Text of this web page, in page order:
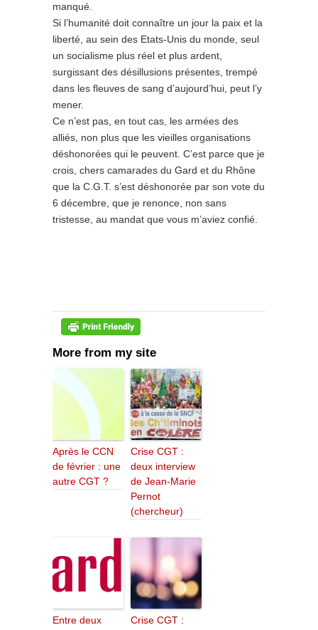
manqué.
Si l’humanité doit connaître un jour la paix et la
liberté, au sein des Etats-Unis du monde, seul
un socialisme plus réel et plus ardent,
surgissant des désillusions présentes, trempé
dans les fleuves de sang d’aujourd’hui, peut l’y
mener.
Ce n’est pas, en tout cas, les armées des
alliés, non plus que les vieilles organisations
déshonorées qui le peuvent. C’est parce que je
crois, chers camarades du Gard et du Rhône
que la C.G.T. s’est déshonorée par son vote du
6 décembre, que je renonce, non sans
tristesse, au mandat que vous m’aviez confié.
More from my site
Après le CCN
de février : une
autre CGT ?
Crise CGT :
deux interview
de Jean-Marie
Pernot
(chercheur)
Entre deux
Crise CGT :